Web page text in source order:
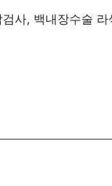
사, 백내장수술